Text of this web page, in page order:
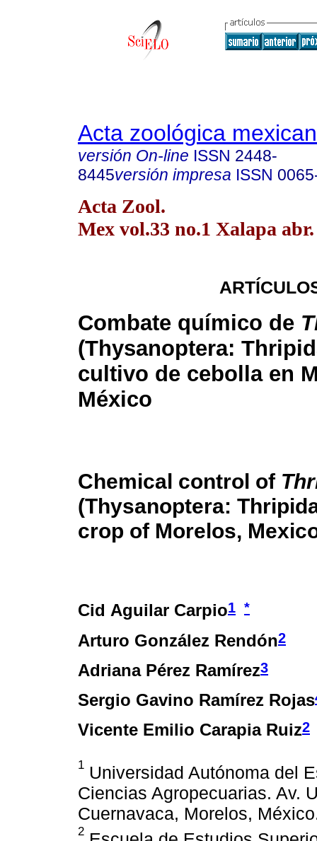
Acta zoológica
versión On-line ISSN 2448-
8445versión impresa ISSN
Acta Zool.
Mex vol.33 no.1 Xalapa abr.
Combate químico de
(Thysanoptera:
cultivo de cebolla en
México
Chemical control of
(Thysanoptera:
crop of Morelos,
Cid Aguilar Carpio1 *
Arturo González Rendón2
Adriana Pérez Ramírez3
Sergio Gavino Ramírez Rojas
Vicente Emilio Carapia Ruiz2
1 Universidad Autónoma del
Ciencias Agropecuarias. Av.
Cuernavaca, Morelos,
2